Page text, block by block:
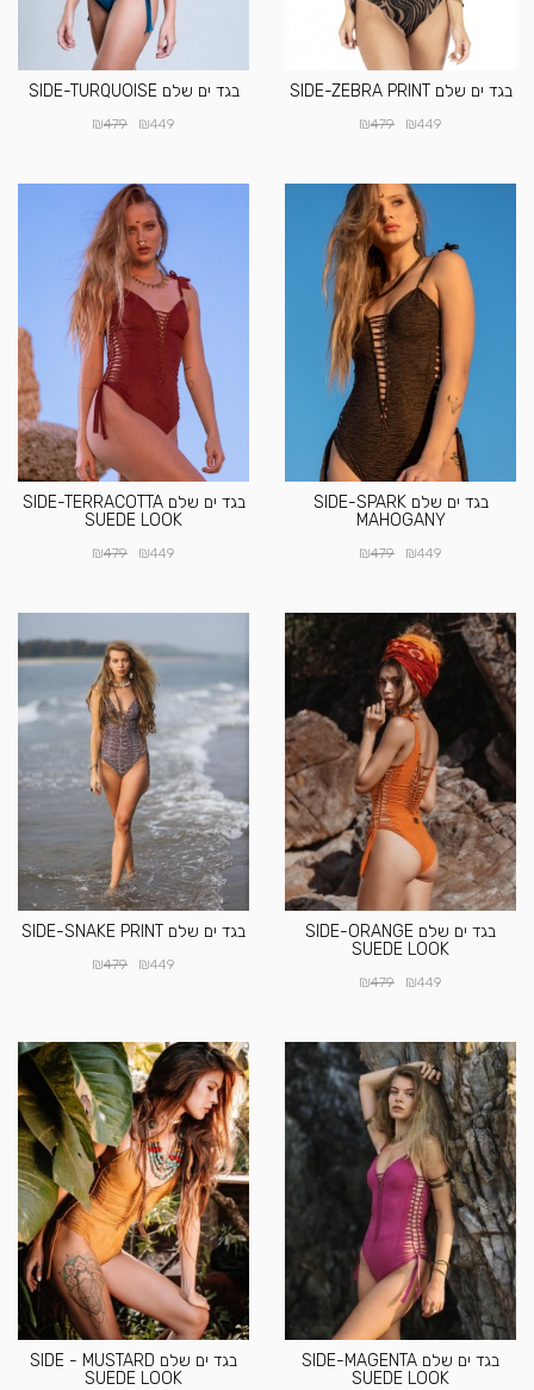
בגד ים שלם SIDE-ZEBRA PRINT
₪449
₪479
בגד ים שלם SIDE-TURQUOISE
₪449
₪479
בגד ים שלם SIDE-SPARK
MAHOGANY
₪449
₪479
בגד ים שלם SIDE-TERRACOTTA
SUEDE LOOK
₪449
₪479
בגד ים שלם SIDE-ORANGE
SUEDE LOOK
₪449
₪479
בגד ים שלם SIDE-SNAKE PRINT
₪449
₪479
בגד ים שלם SIDE-MAGENTA
SUEDE LOOK
בגד ים שלם SIDE - MUSTARD
SUEDE LOOK